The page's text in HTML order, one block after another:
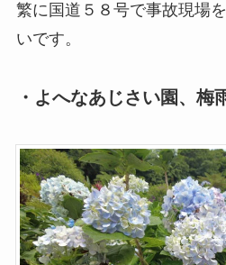
繁に国道５８号で事故現場
いです。
・よへなあじさい園、梅